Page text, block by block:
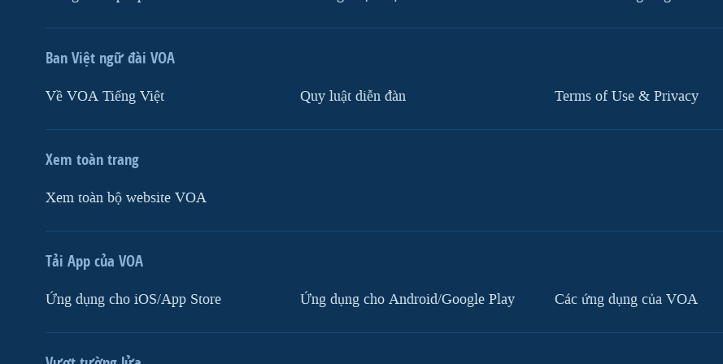
Ban Việt ngữ đài VOA
Về VOA Tiếng Việt Quy luật diễn đàn Terms of Use & Privacy
Xem toàn trang
Xem toàn bộ website VOA
Tải App của VOA
Ứng dụng cho iOS/App Store Ứng dụng cho Android/Google Play Các ứng dụng của VOA